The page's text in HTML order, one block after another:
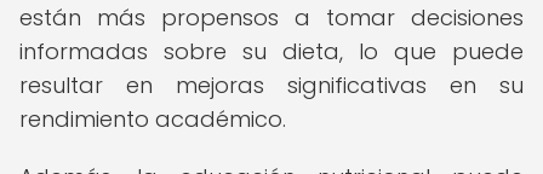
están más propensos a tomar decisiones
informadas sobre su dieta, lo que puede
resultar en mejoras significativas en su
rendimiento académico.